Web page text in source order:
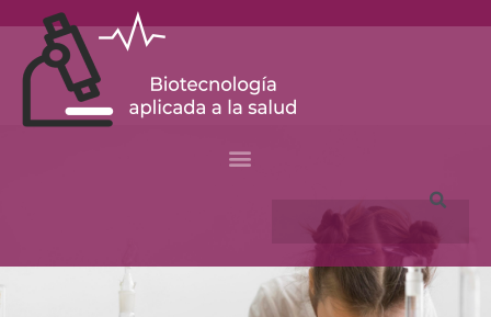
content
Search